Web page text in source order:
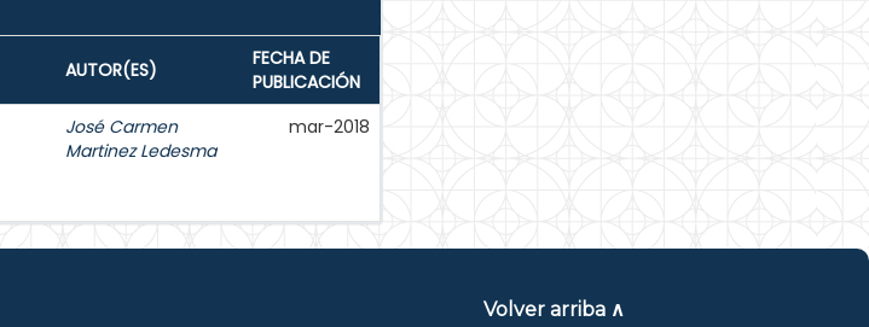
AUTOR(ES)
FECHA DE
PUBLICACIÓN
José Carmen
Martinez Ledesma
mar-2018
Volver arriba ∧